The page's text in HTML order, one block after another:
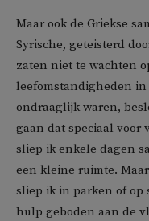
Maar ook de Griekse
Syrische, geteisterd
zaten niet te wachten
leefomstandigheden
ondraaglijk waren,
gaan dat speciaal voor
sliep ik enkele dagen
een kleine ruimte.
sliep ik in parken of op
hulp geboden aan de